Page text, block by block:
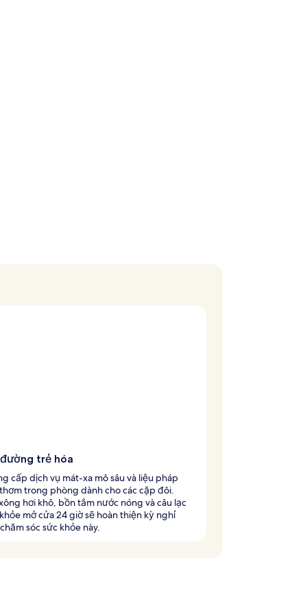
trẻ hóa
cấp dịch vụ mát-xa mô sâu và liệu pháp
trong phòng dành cho các cặp đôi.
hơi khô, bồn tắm nước nóng và câu lạc
mở cửa 24 giờ sẽ hoàn thiện kỳ nghỉ
sóc sức khỏe này.